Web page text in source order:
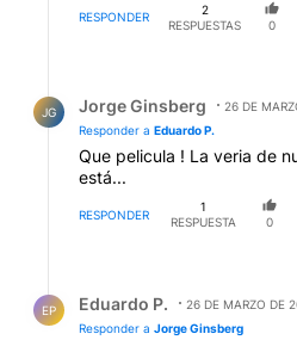
RESPONDER
2
RESPUESTAS
0
JG Jorge Ginsberg
26 DE
Responder a Eduardo P.
Que pelicula ! La veria de
está...
RESPONDER
1
RESPUESTA
0
EP Eduardo P.
26 DE MARZO DE
Responder a Jorge Ginsberg